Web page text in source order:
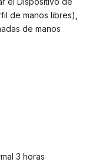
de manos libres),
de manos
3 horas